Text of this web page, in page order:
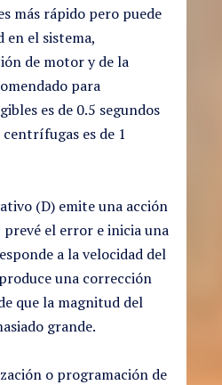
más rápido pero puede
en el sistema,
de motor y de la
para
es de 0.5 segundos
es de 1
(D) emite una acción
prevé el error e inicia una
a la velocidad del
una corrección
que la magnitud del
grande.
o programación de